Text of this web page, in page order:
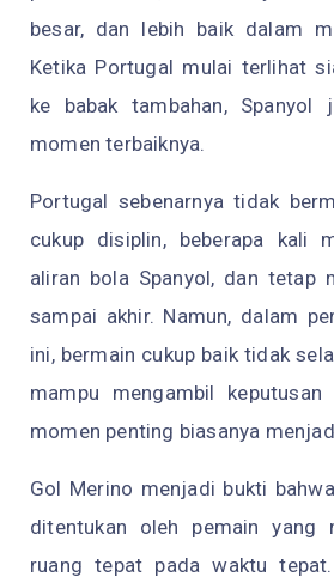
besar, dan lebih baik dalam
Ketika Portugal mulai terlihat
ke babak tambahan, Spanyol
momen terbaiknya.
Portugal sebenarnya tidak
cukup disiplin, beberapa kali
aliran bola Spanyol, dan tetap
sampai akhir. Namun, dalam
ini, bermain cukup baik tidak
mampu mengambil
momen penting biasanya
Gol Merino menjadi bukti
ditentukan oleh pemain yang
ruang tepat pada waktu